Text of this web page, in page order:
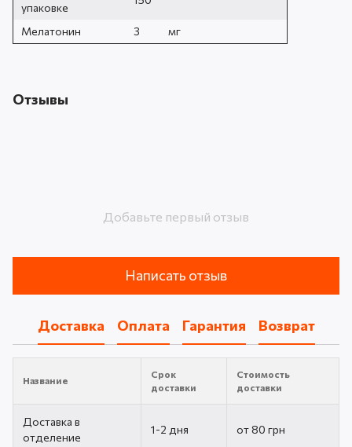
упаковке
Мелатонин 3 мг
Отзывы
Добавьте первый отзыв
Написать отзыв
Доставка Оплата Гарантия Возврат
Название
Срок
доставки
Стоимость
доставки
Доставка в
отделение
1-2 дня от 80 грн